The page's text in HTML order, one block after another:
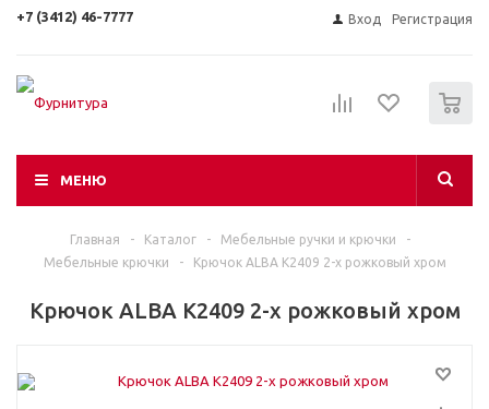
+7 (3412) 46-7777 Вход Регистрация
МЕНЮ
Главная - Каталог - Мебельные ручки и крючки
-
Мебельные крючки
- Крючок ALBA K2409 2-х рожковый хром
Крючок ALBA K2409 2-х рожковый хром